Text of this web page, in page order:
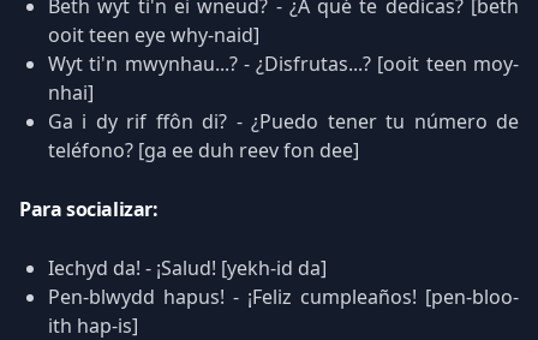
Beth wyt ti'n ei wneud? - ¿A qué te dedicas? [beth
ooit teen eye why-naid]
Wyt ti'n mwynhau...? - ¿Disfrutas...? [ooit teen moy-
nhai]
Ga i dy rif ffôn di? - ¿Puedo tener tu número de
teléfono? [ga ee duh reev fon dee]
Para socializar:
Iechyd da! - ¡Salud! [yekh-id da]
Pen-blwydd hapus! - ¡Feliz cumpleaños! [pen-bloo-
ith hap-is]